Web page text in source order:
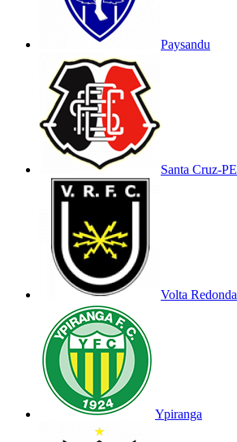
Paysandu
Santa Cruz-PE
Volta Redonda
Ypiranga